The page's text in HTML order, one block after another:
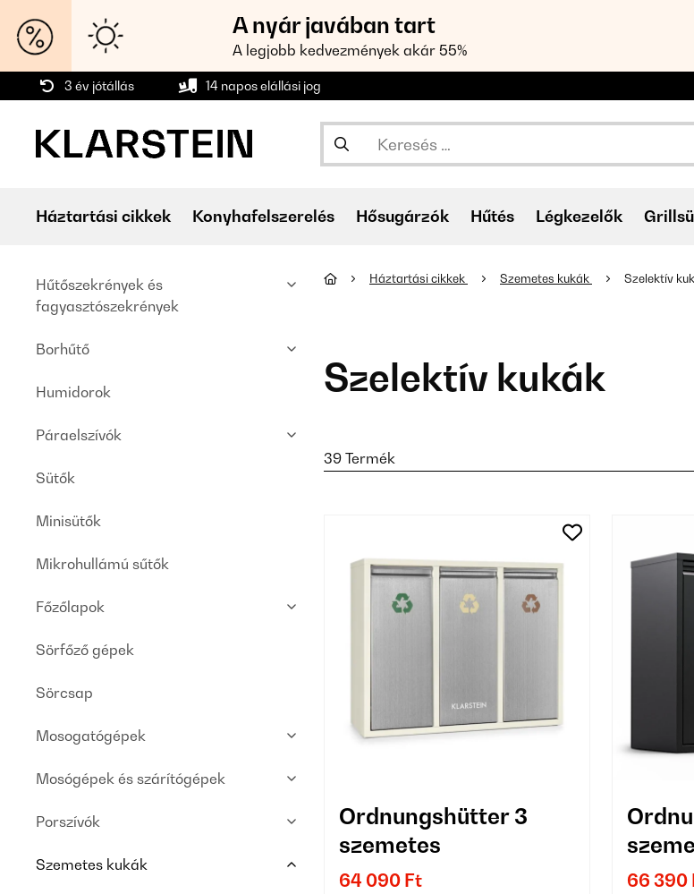
A nyár javában tart
A legjobb kedvezmények akár 55%
3 év jótállás 14 napos elállási jog
Háztartási cikkek Konyhafelszerelés Hősugárzók Hűtés Légkezelők
Hűtőszekrények és
fagyasztószekrények
Borhűtő
Humidorok
Páraelszívók
Sütők
Minisütők
Mikrohullámú sűtők
Főzőlapok
Sörfőző gépek
Sörcsap
Mosogatógépek
Mosógépek és szárítógépek
Porszívók
Szemetes kukák
Háztartási cikkek Szemetes kukák Szelektív
Szelektív kukák
39 Termék
Ordnungshütter 3
szemetes
64 090 Ft 66 390